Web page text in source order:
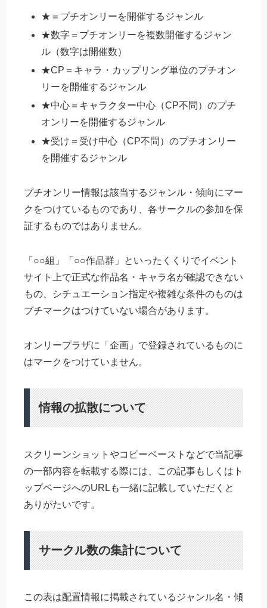
★＝プチオンリーを開催するジャンル
★数字＝プチオンリーを複数開催するジャン
ル（数字は開催数）
★CP＝キャラ・カップリング単位のプチオン
リーを開催するジャンル
★中心＝キャラクター中心（CP不問）のプチ
オンリーを開催するジャンル
★受け＝受け中心（CP不問）のプチオンリー
を開催するジャンル
プチオンリー情報は該当するジャンル・傾向にマー
クをつけているものであり、各サークルの参加を保
証するものではありません。
「○○組」「○○作品群」といったくくりでイベント
サイト上で正式な作品名・キャラ名が確認できない
もの、シチュエーション指定や複雑な条件のものは
プチマークはつけていない場合があります。
オンリープラザに「企画」で登録されているものに
はマークをつけていません。
情報の拡散について
スクリーンショットやコピーペーストなどで当記事
の一部内容を転載する際には、この記事もしくはト
ップページへのURLも一緒に記載していただくと
ありがたいです。
サークル数の集計について
この表は配置情報に掲載されているジャンル名・傾